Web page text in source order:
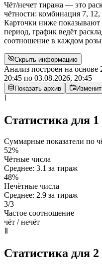
Чёт/нечет тиража — это
чётности: комбинация 7,
Карточки ниже показывают
период, график ведёт
соотношение в каждом
Скрыть информацию
Анализ построен на основе
20:45 по 03.08.2026, 20:45
Показать архив
Статистика для
Суммарные показатели по
52%
Чётные числа
Среднее: 3.1 за тираж
48%
Нечётные числа
Среднее: 2.9 за тираж
3/3
Частое соотношение
чёт / нечёт
Статистика для